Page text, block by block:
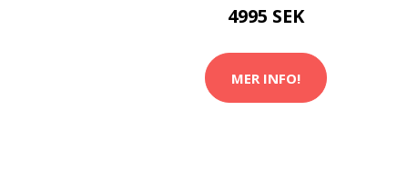
4995 SEK
MER INFO!